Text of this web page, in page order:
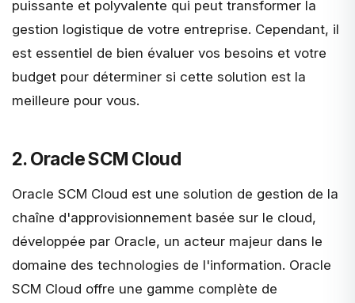
puissante et polyvalente qui peut transformer la
gestion logistique de votre entreprise. Cependant, il
est essentiel de bien évaluer vos besoins et votre
budget pour déterminer si cette solution est la
meilleure pour vous.
2. Oracle SCM Cloud
Oracle SCM Cloud est une solution de gestion de la
chaîne d'approvisionnement basée sur le cloud,
développée par Oracle, un acteur majeur dans le
domaine des technologies de l'information. Oracle
SCM Cloud offre une gamme complète de